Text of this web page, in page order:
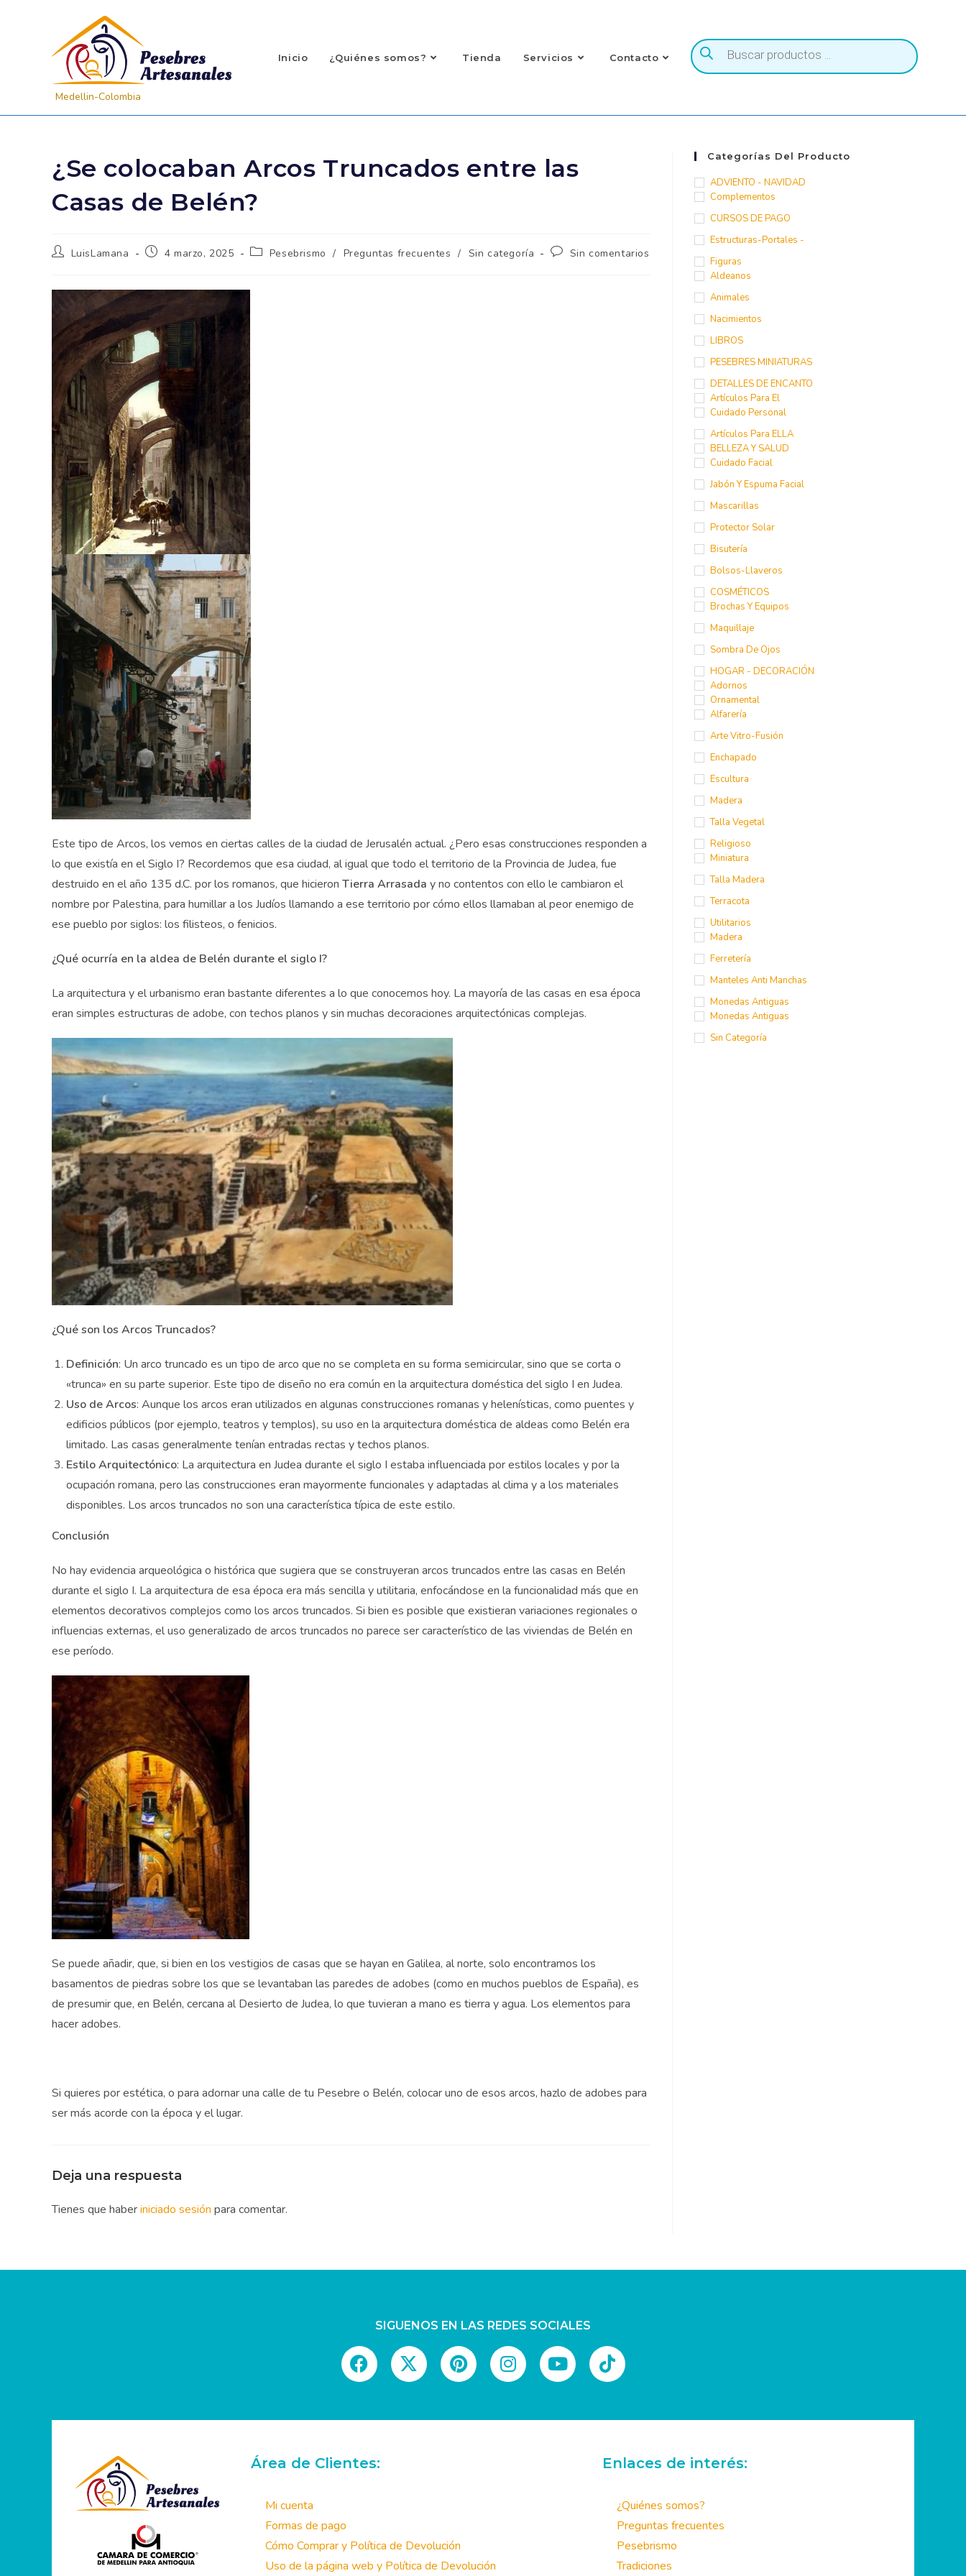
Inicio ¿Quiénes somos? Tienda Servicios Contacto
¿Se colocaban Arcos Truncados entre las
Casas de Belén?
LuisLamana 4 marzo, 2025 Pesebrismo / Preguntas frecuentes / Sin categoría Sin comentarios
Este tipo de Arcos, los vemos en ciertas calles de la ciudad de Jerusalén actual. ¿Pero esas construcciones responden a
lo que existía en el Siglo I? Recordemos que esa ciudad, al igual que todo el territorio de la Provincia de Judea, fue
destruido en el año 135 d.C. por los romanos, que hicieron Tierra Arrasada y no contentos con ello le cambiaron el
nombre por Palestina, para humillar a los Judíos llamando a ese territorio por cómo ellos llamaban al peor enemigo de
ese pueblo por siglos: los filisteos, o fenicios.
¿Qué ocurría en la aldea de Belén durante el siglo I?
La arquitectura y el urbanismo eran bastante diferentes a lo que conocemos hoy. La mayoría de las casas en esa época
eran simples estructuras de adobe, con techos planos y sin muchas decoraciones arquitectónicas complejas.
¿Qué son los Arcos Truncados?
Definición: Un arco truncado es un tipo de arco que no se completa en su forma semicircular, sino que se corta o
«trunca» en su parte superior. Este tipo de diseño no era común en la arquitectura doméstica del siglo I en Judea.
Uso de Arcos: Aunque los arcos eran utilizados en algunas construcciones romanas y helenísticas, como puentes y
edificios públicos (por ejemplo, teatros y templos), su uso en la arquitectura doméstica de aldeas como Belén era
limitado. Las casas generalmente tenían entradas rectas y techos planos.
Estilo Arquitectónico: La arquitectura en Judea durante el siglo I estaba influenciada por estilos locales y por la
ocupación romana, pero las construcciones eran mayormente funcionales y adaptadas al clima y a los materiales
disponibles. Los arcos truncados no son una característica típica de este estilo.
Conclusión
No hay evidencia arqueológica o histórica que sugiera que se construyeran arcos truncados entre las casas en Belén
durante el siglo I. La arquitectura de esa época era más sencilla y utilitaria, enfocándose en la funcionalidad más que en
elementos decorativos complejos como los arcos truncados. Si bien es posible que existieran variaciones regionales o
influencias externas, el uso generalizado de arcos truncados no parece ser característico de las viviendas de Belén en
ese período.
Se puede añadir, que, si bien en los vestigios de casas que se hayan en Galilea, al norte, solo encontramos los
basamentos de piedras sobre los que se levantaban las paredes de adobes (como en muchos pueblos de España), es
de presumir que, en Belén, cercana al Desierto de Judea, lo que tuvieran a mano es tierra y agua. Los elementos para
hacer adobes.
Si quieres por estética, o para adornar una calle de tu Pesebre o Belén, colocar uno de esos arcos, hazlo de adobes para
ser más acorde con la época y el lugar.
Deja una respuesta
Tienes que haberiniciado sesión para comentar.
Categorías Del Producto
ADVIENTO - NAVIDAD
Complementos
CURSOS DE PAGO
Estructuras-Portales -
Figuras
Aldeanos
Animales
Nacimientos
LIBROS
PESEBRES MINIATURAS
DETALLES DE ENCANTO
Artículos Para El
Cuidado Personal
Artículos Para ELLA
BELLEZA Y SALUD
Cuidado Facial
Jabón Y Espuma Facial
Mascarillas
Protector Solar
Bisutería
Bolsos-Llaveros
COSMÉTICOS
Brochas Y Equipos
Maquillaje
Sombra De Ojos
HOGAR - DECORACIÓN
Adornos
Ornamental
Alfarería
Arte Vitro-Fusión
Enchapado
Escultura
Madera
Talla Vegetal
Religioso
Miniatura
Talla Madera
Terracota
Utilitarios
Madera
Ferretería
Manteles Anti Manchas
Monedas Antiguas
Monedas Antiguas
Sin Categoría
SIGUENOS EN LAS REDES SOCIALES
Área de Clientes:
Mi cuenta
Formas de pago
Cómo Comprar y Política de Devolución
Uso de la página web y Política de Devolución
Enlaces de interés:
¿Quiénes somos?
Preguntas frecuentes
Pesebrismo
Tradiciones